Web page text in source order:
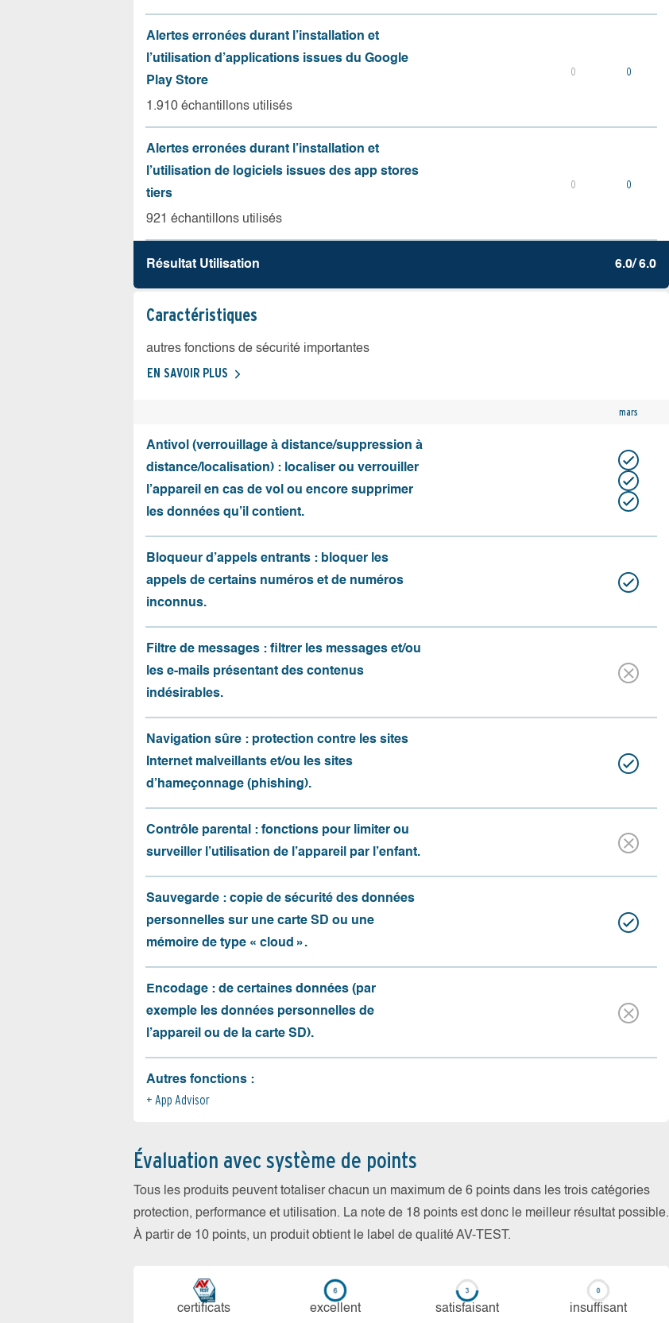
Alertes erronées durant l’installation et
l’utilisation d’applications issues du Google
Play Store
1.910 échantillons utilisés
0 0
Alertes erronées durant l’installation et
l’utilisation de logiciels issues des app stores
tiers
921 échantillons utilisés
0 0
Résultat Utilisation 6.0/ 6.0
Caractéristiques
autres fonctions de sécurité importantes
EN SAVOIR PLUS
mars
Antivol (verrouillage à distance/suppression à
distance/localisation) : localiser ou verrouiller
l’appareil en cas de vol ou encore supprimer
les données qu’il contient.
Bloqueur d’appels entrants : bloquer les
appels de certains numéros et de numéros
inconnus.
Filtre de messages : filtrer les messages et/ou
les e-mails présentant des contenus
indésirables.
Navigation sûre : protection contre les sites
Internet malveillants et/ou les sites
d’hameçonnage (phishing).
Contrôle parental : fonctions pour limiter ou
surveiller l’utilisation de l’appareil par l’enfant.
Sauvegarde : copie de sécurité des données
personnelles sur une carte SD ou une
mémoire de type « cloud ».
Encodage : de certaines données (par
exemple les données personnelles de
l’appareil ou de la carte SD).
Autres fonctions :
App Advisor
Évaluation avec système de points
Tous les produits peuvent totaliser chacun un maximum de 6 points dans les trois catégories
protection, performance et utilisation. La note de 18 points est donc le meilleur résultat possible.
À partir de 10 points, un produit obtient le label de qualité AV-TEST.
certi­ficats ex­cellent sa­tis­fai­sant in­suf­fi­sant